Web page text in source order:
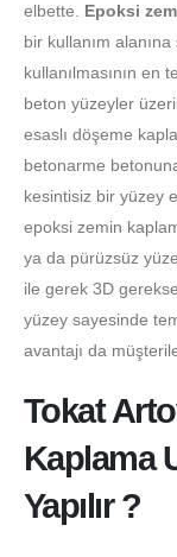
elbette. Epoksi
bir kullanım
kullanılmasının en
beton yüzeyler
esaslı döşeme
betonarme
kesintisiz bir yüzey
epoksi zemin
ya da pürüzsüz
ile gerek 3D
yüzey sayesinde
avantajı da
Tokat
Kaplama
Yapılır ?